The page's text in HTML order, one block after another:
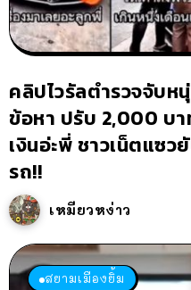
คลิปไวรัลตำรวจจับห
ข้อหา ปรับ 2,000 บา
เงินอ่ะพี่ ชาวเน็ตแซว
รถ!!
เหมียวหง่าว
สยามเมืองยิ้ม